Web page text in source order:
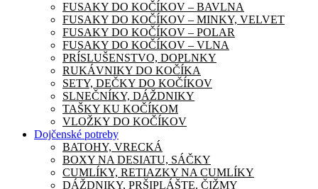
FUSAKY DO KOČÍKOV – BAVLNA
FUSAKY DO KOČÍKOV – MINKY, VELVET
FUSAKY DO KOČÍKOV – POLAR
FUSAKY DO KOČÍKOV – VLNA
PRÍSLUŠENSTVO, DOPLNKY
RUKÁVNIKY DO KOČÍKA
SETY, DEČKY DO KOČÍKOV
SLNEČNÍKY, DÁŽDNIKY
TAŠKY KU KOČÍKOM
VLOŽKY DO KOČÍKOV
Dojčenské potreby
BATOHY, VRECKÁ
BOXY NA DESIATU, SÁČKY
CUMLÍKY, RETIAZKY NA CUMLÍKY
DÁŽDNIKY, PRŠIPLÁŠTE, ČIŽMY